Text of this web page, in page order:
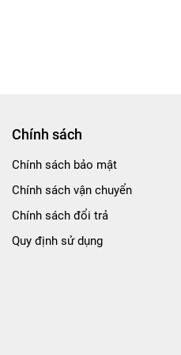
Chính sách
Chính sách bảo mật
Chính sách vận chuyển
Chính sách đổi trả
Quy định sử dụng